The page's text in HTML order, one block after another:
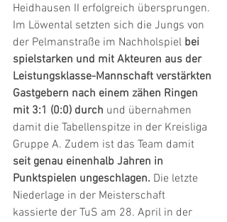
Heidhausen II erfolgreich übersprungen.
Im Löwental setzten sich die Jungs von
der Pelmanstraße im Nachholspiel bei
spielstarken und mit Akteuren aus der
Leistungsklasse-Mannschaft verstärkten
Gastgebern nach einem zähen Ringen
mit 3:1 (0:0) durch und übernahmen
damit die Tabellenspitze in der Kreisliga
Gruppe A. Zudem ist das Team damit
seit genau einenhalb Jahren in
Punktspielen ungeschlagen. Die letzte
Niederlage in der Meisterschaft
kassierte der TuS am 28. April in der